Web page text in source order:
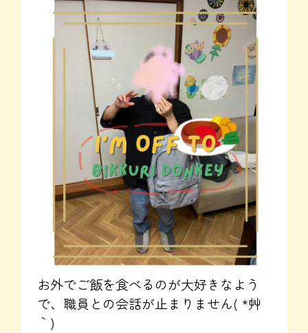
お外でご飯を食べるのが大好きなよう
で、職員との会話が止まりません( *´艸
｀)